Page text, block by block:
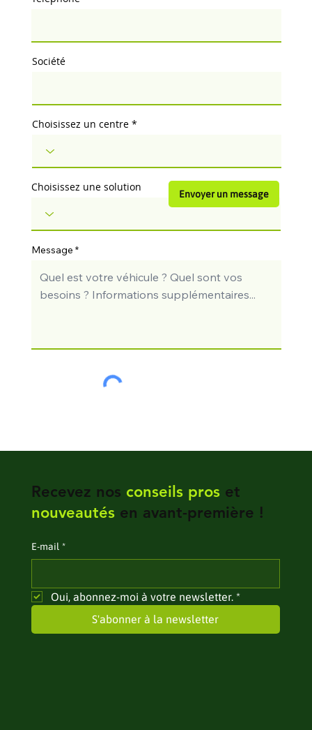
Choisissez un centre
Message
Société
Choisissez une solution
Envoyer un message
Recevez nos conseils proset
nouveautésen avant-première !
E‑mail *
Oui, abonnez-moi à votre newsletter. *
S'abonner à la newsletter